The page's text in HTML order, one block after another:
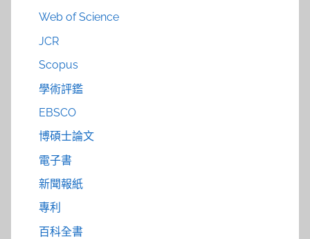
Web of Science
JCR
Scopus
學術評鑑
EBSCO
博碩士論文
電子書
新聞報紙
專利
百科全書